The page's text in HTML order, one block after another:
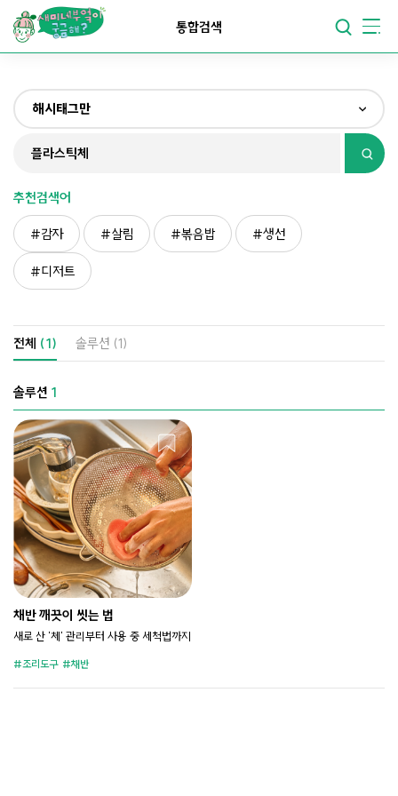
맛있어지는부엌
요리가쉬워지는부엌
통합검색
해시태그만
전체
재료만
해시태그만
추천검색어
감자 살림 볶음밥 생선
디저트
전체 (1) 솔루션 (1)
솔루션 1
채반 깨끗이 씻는 법
새로 산 '체' 관리부터 사용 중 세척법까지
조리도구 채반